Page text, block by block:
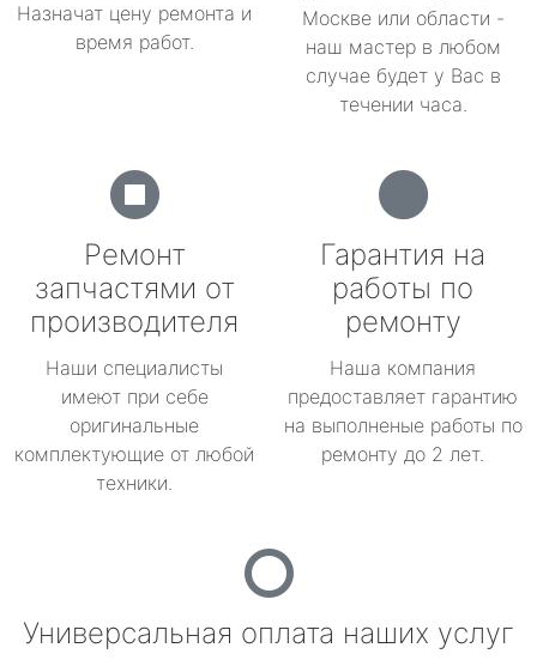
Назначат цену ремонта и
время работ.
Москве или области -
наш мастер в любом
случае будет у Вас в
течении часа.
Ремонт
запчастями от
производителя
Наши специалисты
имеют при себе
оригинальные
комплектующие от любой
техники.
Гарантия на
работы по
ремонту
Наша компания
предоставляет гарантию
на выполненые работы по
ремонту до 2 лет.
Универсальная оплата наших услуг